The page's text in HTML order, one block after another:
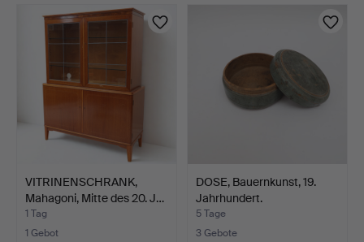
VITRINENSCHRANK,
Mahagoni, Mitte des 20. J…
1 Tag
1 Gebot
DOSE, Bauernkunst, 19.
Jahrhundert.
5 Tage
3 Gebote